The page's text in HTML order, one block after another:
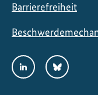
Barrierefreiheit
Social
Media
LinkedInBluesky